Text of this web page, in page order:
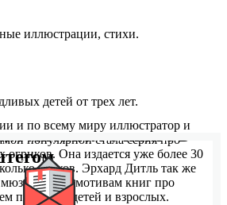
иллюстрации, стихи.
детей от трех лет.
мнением о книге в
и по всему миру иллюстратор и
популярной стала серия про
огриков. Она издается уже более 30
языков. Эрхард Дитль так же
мюзиклов по мотивам книг про
песен для детей и взрослых.